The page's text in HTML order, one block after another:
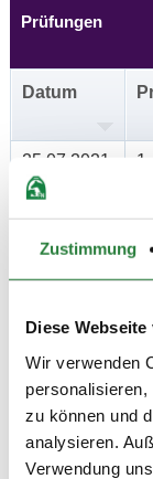
Zustimmung
Diese
Wir verwenden
zu können und
analysieren.
Verwendung
Prüfungen
Datum
25.07.2021
(n)
0 WB
25.07.2021
Preisgeld
0,00 €
LKL/Art
0 WB